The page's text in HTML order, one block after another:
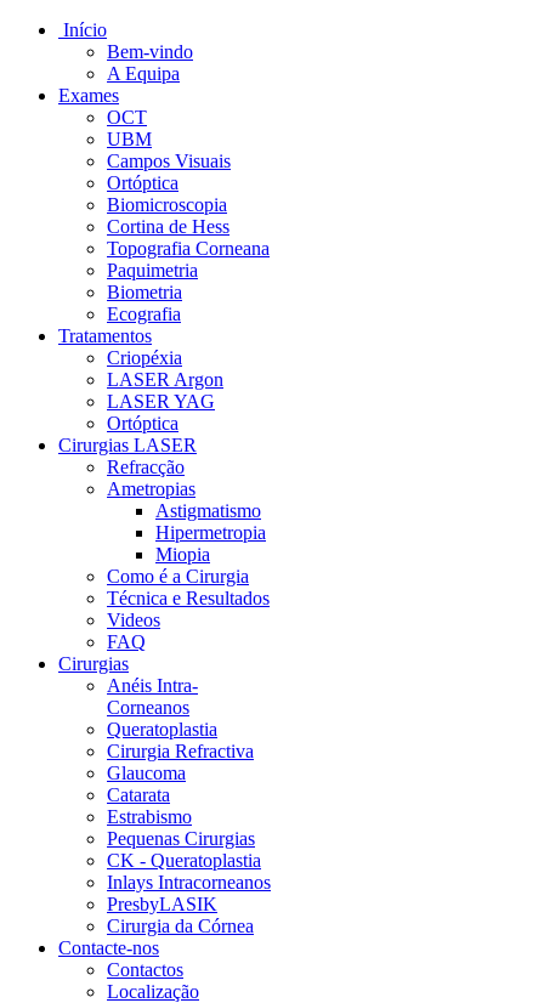
Início
Bem-vindo
A Equipa
Exames
OCT
UBM
Campos Visuais
Ortóptica
Biomicroscopia
Cortina de Hess
Topografia Corneana
Paquimetria
Biometria
Ecografia
Tratamentos
Criopéxia
LASER Argon
LASER YAG
Ortóptica
Cirurgias LASER
Refracção
Ametropias
Astigmatismo
Hipermetropia
Miopia
Como é a Cirurgia
Técnica e Resultados
Videos
FAQ
Cirurgias
Anéis Intra-
Corneanos
Queratoplastia
Cirurgia Refractiva
Glaucoma
Catarata
Estrabismo
Pequenas Cirurgias
CK - Queratoplastia
Inlays Intracorneanos
PresbyLASIK
Cirurgia da Córnea
Contacte-nos
Contactos
Localização